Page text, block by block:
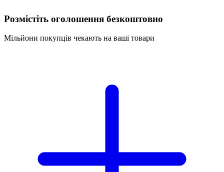
Розмістіть оголошення безкоштовно
Мільйони покупців чекають на ваші товари